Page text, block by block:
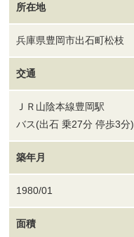
所在地
兵庫県豊岡市出石町松枝
交通
ＪＲ山陰本線豊岡駅
バス(出石 乗27分 停歩3分)
築年月
1980/01
面積